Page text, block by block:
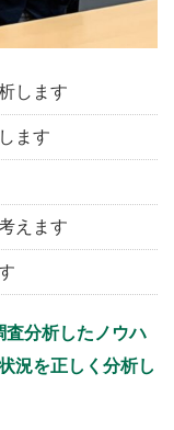
します
ます
えます
分析したノウハ
況を正しく分析し